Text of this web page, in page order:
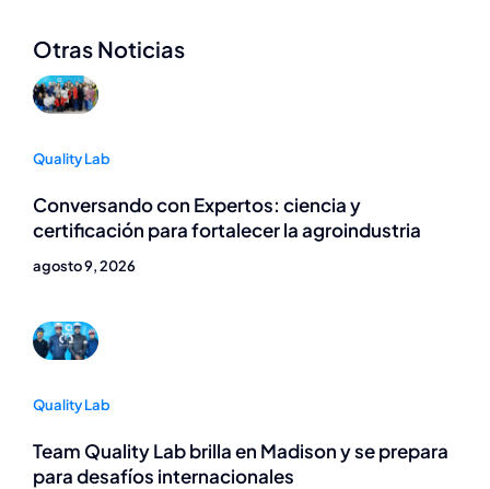
Otras Noticias
Quality Lab
Conversando con Expertos: ciencia y
certificación para fortalecer la agroindustria
agosto 9, 2026
Quality Lab
Team Quality Lab brilla en Madison y se prepara
para desafíos internacionales